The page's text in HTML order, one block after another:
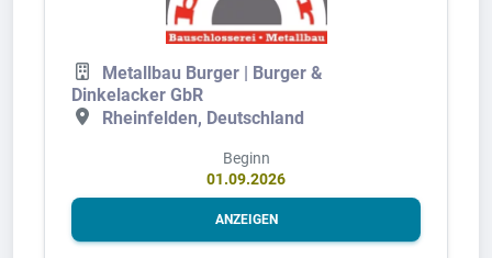
Metallbau Burger | Burger &
Dinkelacker GbR
Rheinfelden, Deutschland
Beginn
01.09.2026
ANZEIGEN